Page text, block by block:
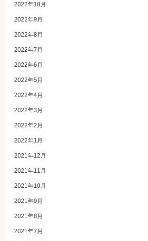
2022年10月
2022年9月
2022年8月
2022年7月
2022年6月
2022年5月
2022年4月
2022年3月
2022年2月
2022年1月
2021年12月
2021年11月
2021年10月
2021年9月
2021年8月
2021年7月